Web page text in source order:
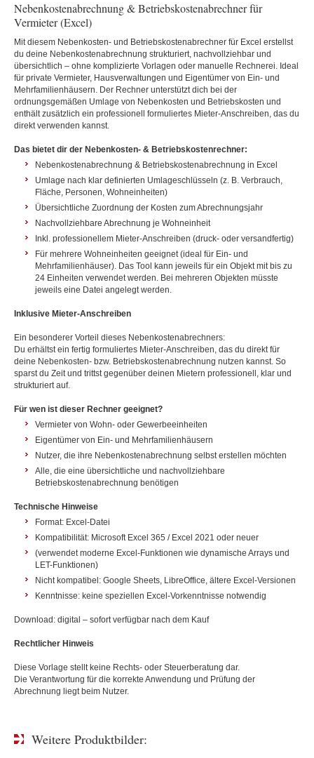
Nebenkostenabrechnung & Betriebskostenabrechner für
Vermieter (Excel)
Mit diesem Nebenkosten- und Betriebskostenabrechner für Excel erstellst
du deine Nebenkostenabrechnung strukturiert, nachvollziehbar und
übersichtlich – ohne komplizierte Vorlagen oder manuelle Rechnerei. Ideal
für private Vermieter, Hausverwaltungen und Eigentümer von Ein- und
Mehrfamilienhäusern. Der Rechner unterstützt dich bei der
ordnungsgemäßen Umlage von Nebenkosten und Betriebskosten und
enthält zusätzlich ein professionell formuliertes Mieter-Anschreiben, das du
direkt verwenden kannst.
Das bietet dir der Nebenkosten- & Betriebskostenrechner:
Nebenkostenabrechnung & Betriebskostenabrechnung in Excel
Umlage nach klar definierten Umlageschlüsseln (z. B. Verbrauch,
Fläche, Personen, Wohneinheiten)
Übersichtliche Zuordnung der Kosten zum Abrechnungsjahr
Nachvollziehbare Abrechnung je Wohneinheit
Inkl. professionellem Mieter-Anschreiben (druck- oder versandfertig)
Für mehrere Wohneinheiten geeignet (ideal für Ein- und
Mehrfamilienhäuser). Das Tool kann jeweils für ein Objekt mit bis zu
24 Einheiten verwendet werden. Bei mehreren Objekten müsste
jeweils eine Datei angelegt werden.
Inklusive Mieter-Anschreiben
Ein besonderer Vorteil dieses Nebenkostenabrechners:
Du erhältst ein fertig formuliertes Mieter-Anschreiben, das du direkt für
deine Nebenkosten- bzw. Betriebskostenabrechnung nutzen kannst. So
sparst du Zeit und trittst gegenüber deinen Mietern professionell, klar und
strukturiert auf.
Für wen ist dieser Rechner geeignet?
Vermieter von Wohn- oder Gewerbeeinheiten
Eigentümer von Ein- und Mehrfamilienhäusern
Nutzer, die ihre Nebenkostenabrechnung selbst erstellen möchten
Alle, die eine übersichtliche und nachvollziehbare
Betriebskostenabrechnung benötigen
Technische Hinweise
Format: Excel-Datei
Kompatibilität: Microsoft Excel 365 / Excel 2021 oder neuer
(verwendet moderne Excel-Funktionen wie dynamische Arrays und
LET-Funktionen)
Nicht kompatibel: Google Sheets, LibreOffice, ältere Excel-Versionen
Kenntnisse: keine speziellen Excel-Vorkenntnisse notwendig
Download: digital – sofort verfügbar nach dem Kauf
Rechtlicher Hinweis
Diese Vorlage stellt keine Rechts- oder Steuerberatung dar.
Die Verantwortung für die korrekte Anwendung und Prüfung der
Abrechnung liegt beim Nutzer.
Weitere Produktbilder: